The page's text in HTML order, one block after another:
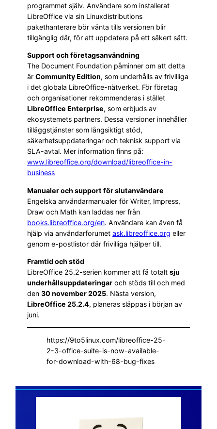
programmet själv. Användare som installerat
LibreOffice via sin Linuxdistributions
pakethanterare bör vänta tills versionen blir
tillgänglig där, för att uppdatera på ett säkert sätt.
Support och företagsanvändning
The Document Foundation påminner om att detta
är Community Edition, som underhålls av frivilliga
i det globala LibreOffice-nätverket. För företag
och organisationer rekommenderas i stället
LibreOffice Enterprise, som erbjuds av
ekosystemets partners. Dessa versioner innehåller
tilläggstjänster som långsiktigt stöd,
säkerhetsuppdateringar och teknisk support via
SLA-avtal. Mer information finns på:
www.libreoffice.org/download/libreoffice-in-
business
Manualer och support för slutanvändare
Engelska användarmanualer för Writer, Impress,
Draw och Math kan laddas ner från
books.libreoffice.org/en. Användare kan även få
hjälp via användarforumet ask.libreoffice.org eller
genom e-postlistor där frivilliga hjälper till.
Framtid och stöd
LibreOffice 25.2-serien kommer att få totalt sju
underhållsuppdateringar och stöds till och med
den 30 november 2025. Nästa version,
LibreOffice 25.2.4, planeras släppas i början av
juni.
https://9to5linux.com/libreoffice-25-
2-3-office-suite-is-now-available-
for-download-with-68-bug-fixes